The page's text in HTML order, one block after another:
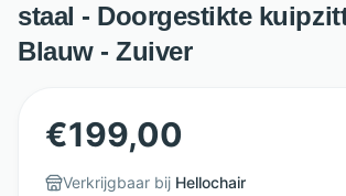
staal - Doorgestikte
Blauw - Zuiver
€199,00
Verkrijgbaar bij Hellochair